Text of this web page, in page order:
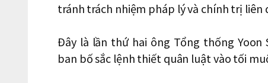
tránh trách nhiệm pháp lý và chính trị liên
Đây là lần thứ hai ông Tổng thống
ban bố sắc lệnh thiết quân luật vào tối